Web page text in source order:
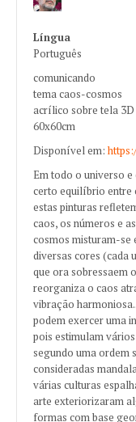
Língua
Português
comunicando
tema caos-cosmos
acrílico sobre tela 3D
60x60cm
Disponível em:
Em todo o universo
certo equilíbrio entre
estas pinturas
caos, os números e
cosmos misturam-se
diversas cores (cada
que ora sobressaem
reorganiza o caos
vibração
podem exercer uma
pois estimulam
segundo uma ordem
consideradas
várias culturas
arte exteriorizaram
formas com base